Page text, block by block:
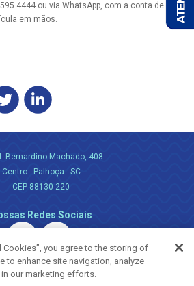
4444 ou via WhatsApp, com a conta de
em mãos.
Bernardino Machado, 408
Centro - Palhoça - SC
CEP 88130-220
Redes Sociais
Cookies”, you agree to the storing of
to enhance site navigation, analyze
our marketing efforts.